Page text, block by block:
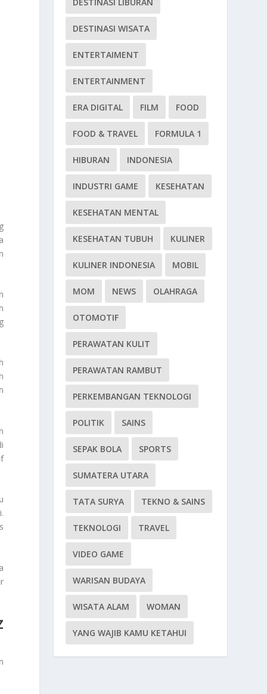
DESTINASI WISATA
ENTERTAIMENT
ENTERTAINMENT
ERA DIGITAL FILM FOOD
FOOD & TRAVEL FORMULA 1
HIBURAN INDONESIA
INDUSTRI GAME KESEHATAN
KESEHATAN MENTAL
KESEHATAN TUBUH KULINER
KULINER INDONESIA MOBIL
MOM NEWS OLAHRAGA
OTOMOTIF
PERAWATAN KULIT
PERAWATAN RAMBUT
PERKEMBANGAN TEKNOLOGI
POLITIK SAINS
SEPAK BOLA SPORTS
SUMATERA UTARA
TATA SURYA TEKNO & SAINS
TEKNOLOGI TRAVEL
VIDEO GAME
WARISAN BUDAYA
WISATA ALAM WOMAN
YANG WAJIB KAMU KETAHUI